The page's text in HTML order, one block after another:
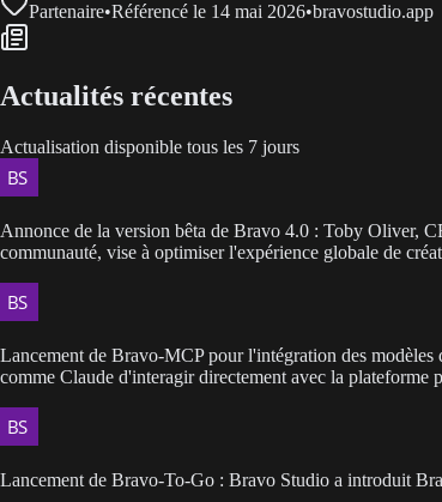
Partenaire•Référencé le 14 mai 2026•bravostudio.app
Actualités récentes
Actualisation disponible tous les 7 jours
Annonce de la version bêta de Bravo 4.0 : Toby Oliver,
communauté, vise à optimiser l'expérience globale de
Lancement de Bravo-MCP pour l'intégration des
comme Claude d'interagir directement avec la plateforme
Lancement de Bravo-To-Go : Bravo Studio a introduit